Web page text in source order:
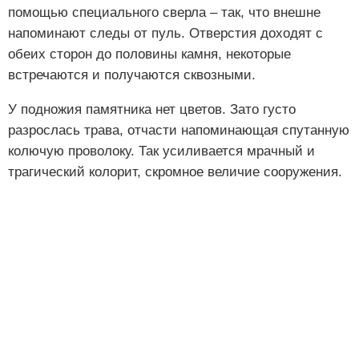
помощью специального сверла – так, что внешне
напоминают следы от пуль. Отверстия доходят с
обеих сторон до половины камня, некоторые
встречаются и получаются сквозными.
У подножия памятника нет цветов. Зато густо
разрослась трава, отчасти напоминающая спутанную
колючую проволоку. Так усиливается мрачный и
трагический колорит, скромное величие сооружения.